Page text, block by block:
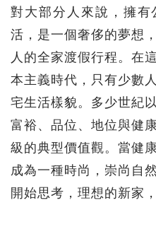
對大部分人來說，擁有
活，是一個奢侈的夢想
人的全家渡假行程。在
本主義時代，只有少數
宅生活樣貌。多少世紀
富裕、品位、地位與健
級的典型價值觀。當健
成為一種時尚，崇尚自
開始思考，理想的新家